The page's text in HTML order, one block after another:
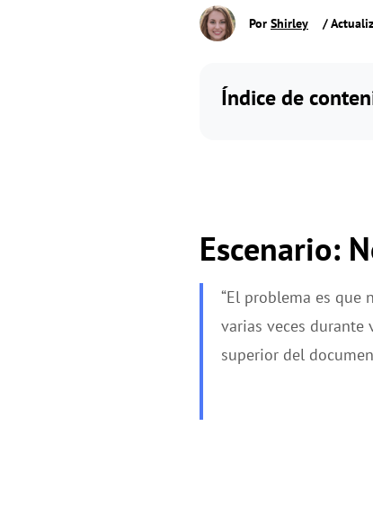
Por Shirley /
Índice de
Escenario:
“El problema es que
varias veces durante
superior del